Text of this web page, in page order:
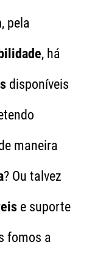
, pela
, há
disponíveis
maneira
? Ou talvez
e suporte
fomos a